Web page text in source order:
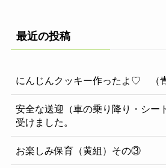
最近の投稿
にんじんクッキー作ったよ♡ （青
安全な送迎（車の乗り降り・シー
受けました。
お楽しみ保育（黄組）その③